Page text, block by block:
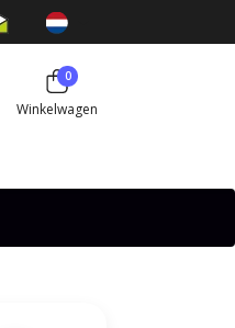
0
Winkelwagen